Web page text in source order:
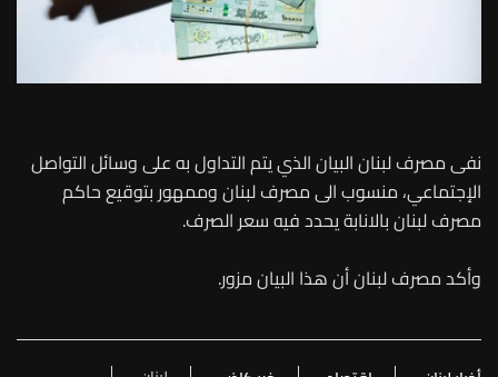
نفى مصرف لبنان البيان الذي يتم التداول به على وسائل التواصل
الإجتماعي، منسوب الى مصرف لبنان وممهور بتوقيع حاكم
مصرف لبنان بالانابة يحدد فيه سعر الصرف.
وأكد مصرف لبنان أن هذا البيان مزور.